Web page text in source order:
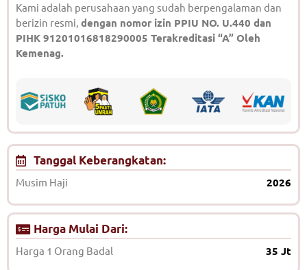
Kami adalah perusahaan yang sudah berpengalaman dan
berizin resmi, dengan nomor izin PPIU NO. U.440 dan
PIHK 91201016818290005 Terakreditasi “A” Oleh
Kemenag.
Tanggal Keberangkatan:
Musim Haji 2026
Harga Mulai Dari:
Harga 1 Orang Badal 35 Jt